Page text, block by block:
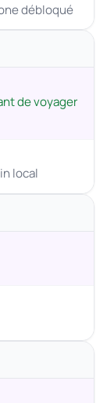
débloqué
de voyager
local